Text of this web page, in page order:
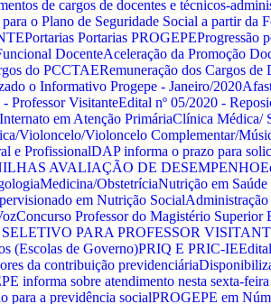
de cargos de docentes e técnicos-
o Plano de Seguridade Social a partir da
Portarias Portarias PROGEPEProgressão
DocenteAceleração da Promoção
do PCCTAERemuneração dos Cargos de
o Informativo Progepe - Janeiro/2020
Professor VisitanteEdital nº 05/2020 -
em Atenção PrimáriaClínica Médica/
Violoncelo/Violoncelo Complementar/
e ProfissionalDAP informa o prazo para
AVALIAÇÃO DE DESEMPENHO
Medicina/ObstetríciaNutrição em
em Nutrição Social
Concurso Professor do Magistério Superior
SELETIVO PARA PROFESSOR
(Escolas de Governo)PRIQ E PRIC-IE
da contribuição previdenciária
informa sobre atendimento nesta sexta-feira
para a previdência socialPROGEPE em